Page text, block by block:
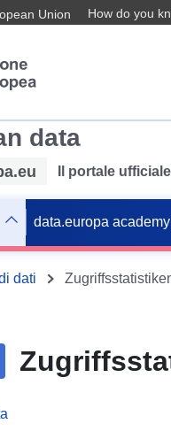
Union How do you
data
Il portale
data.europa academy
dati